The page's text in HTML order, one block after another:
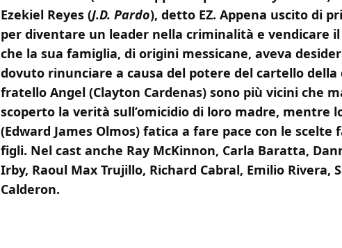
Ezekiel Reyes (J.D. Pardo), detto EZ. Appena uscito di
per diventare un leader nella criminalità e vendicare
che la sua famiglia, di origini messicane, aveva
dovuto rinunciare a causa del potere del cartello della
fratello Angel (Clayton Cardenas) sono più vicini che
scoperto la verità sull’omicidio di loro madre, mentre
(Edward James Olmos) fatica a fare pace con le
figli. Nel cast anche Ray McKinnon, Carla Baratta,
Irby, Raoul Max Trujillo, Richard Cabral, Emilio Rivera,
Calderon.